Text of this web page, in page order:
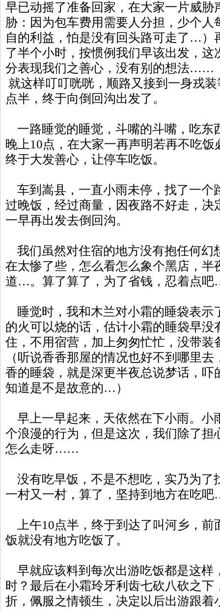
早已动摇了准备回家，在大家一片威胁
胁：因为包车费用需要人分担，少个
自的利益，怕是没有回头路可走了…）
了半个小时，按惯例我们早该出发，
分表现我们之善心，没有别的想法……
就这样叮叮咣咣，顺路又接到一身戎
点半，终于向倒回沟出发了。
一路睡觉的睡觉，斗嘴的斗嘴，吃
晚上10点，在大家一再声明若再不吃
终于大发善心，让停车吃饭。
车到嵩县，一直小雨未停，找了一个
过晚饭，经过商量，因夜路不好走，决
一早再出发去倒回沟。
我们虽然对住宿的地方没有抱任何
在太惨了些，怎么看怎么象个黑店，半
道…。算了算了，为了省钱，忍着点
睡觉时，我和木兰对小霜的睡袋表示
的火可以烧的话，估计小霜的睡袋早没
住，不用宿营，加上匆匆忙忙，没带装
（听说香香那屋的情况也好不到哪里
香的睡袋，就是深更半夜总说梦话，
知道是不是故意的…）
早上一早起来，天依然在下小雨。
个浪漫的行为，但是这次，我们除了担
怎么走呀……
没有吃早饭，不是不想吃，实乃为了
一村又一村，算了，坚持到地方在吃
上午10点半，终于到达了叫河乡，前
饭就没有地方吃饭了。
早就应该料到每次出游吃饭都是这样
时？最后在小霜玲牙利齿七砍八砍之下
折，佩服之情顿生，决定以后出游跟